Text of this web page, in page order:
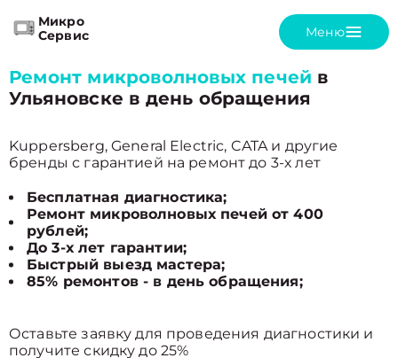
Микро
Сервис
Меню
Ремонт микроволновых печей в
Ульяновске в день обращения
Kuppersberg, General Electric, CATA и другие
бренды с гарантией на ремонт до 3-х лет
Бесплатная диагностика;
Ремонт микроволновых печей от 400
рублей;
До 3-х лет гарантии;
Быстрый выезд мастера;
85% ремонтов - в день обращения;
Оставьте заявку для проведения диагностики и
получите скидку до 25%